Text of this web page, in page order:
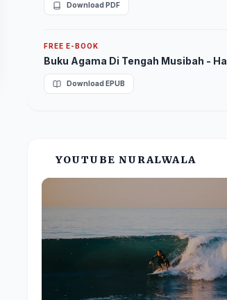
Download PDF
FREE E-BOOK
Buku Agama Di Tengah Musibah -
Download EPUB
YOUTUBE NURALWALA